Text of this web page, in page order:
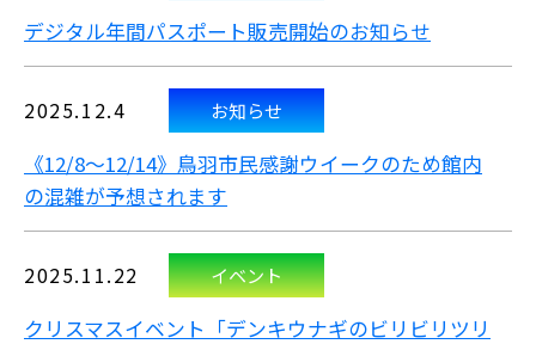
デジタル年間パスポート販売開始のお知らせ
2025.12.4 お知らせ
《12/8～12/14》鳥羽市民感謝ウイークのため館内
の混雑が予想されます
2025.11.22 イベント
クリスマスイベント「デンキウナギのビリビリツリ